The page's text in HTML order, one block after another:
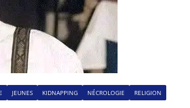
JEUNES KIDNAPPING NÉCROLOGIE
RELIGION